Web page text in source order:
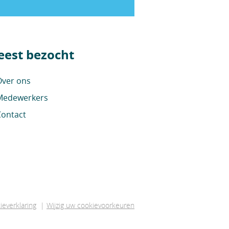
bezocht
ons
| Wijzig uw cookievoorkeuren